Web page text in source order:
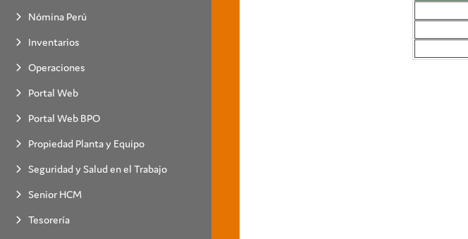
Nómina Perú
Inventarios
Operaciones
Portal Web
Portal Web BPO
Propiedad Planta y Equipo
Seguridad y Salud en el Trabajo
Senior HCM
Tesorería